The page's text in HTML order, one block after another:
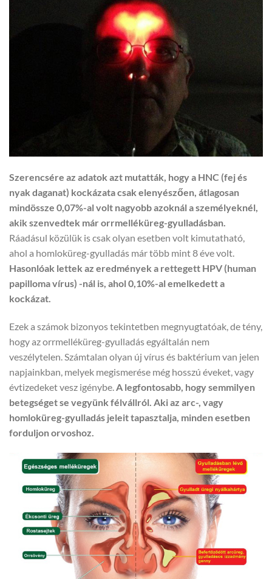
Szerencsére az adatok azt mutatták, hogy a HNC (fej és
nyak daganat) kockázata csak elenyészően, átlagosan
mindössze 0,07%-al volt nagyobb azoknál a személyeknél,
akik szenvedtek már orrmelléküreg-gyulladásban.
Ráadásul közülük is csak olyan esetben volt kimutatható,
ahol a homloküreg-gyulladás már több mint 8 éve volt.
Hasonlóak lettek az eredmények a rettegett HPV (human
papilloma vírus) -nál is, ahol 0,10%-al emelkedett a
kockázat.
Ezek a számok bizonyos tekintetben megnyugtatóak, de tény,
hogy az orrmelléküreg-gyulladás egyáltalán nem
veszélytelen. Számtalan olyan új vírus és baktérium van jelen
napjainkban, melyek megismerése még hosszú éveket, vagy
évtizedeket vesz igénybe. A legfontosabb, hogy semmilyen
betegséget se vegyünk félvállról. Aki az arc-, vagy
homloküreg-gyulladás jeleit tapasztalja, minden esetben
forduljon orvoshoz.